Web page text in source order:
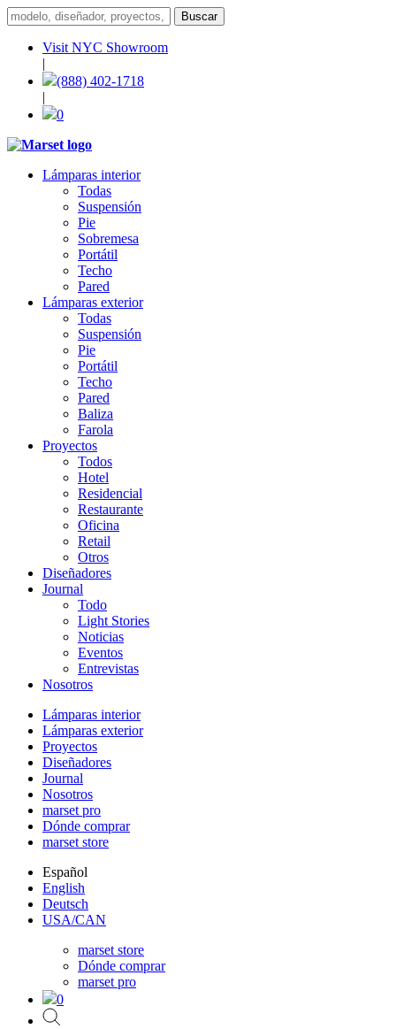
Visit NYC Showroom
|
(888) 402-1718
|
0
Lámparas interior
Todas
Suspensión
Pie
Sobremesa
Portátil
Techo
Pared
Lámparas exterior
Todas
Suspensión
Pie
Portátil
Techo
Pared
Baliza
Farola
Proyectos
Todos
Hotel
Residencial
Restaurante
Oficina
Retail
Otros
Diseñadores
Journal
Todo
Light Stories
Noticias
Eventos
Entrevistas
Nosotros
Lámparas interior
Lámparas exterior
Proyectos
Diseñadores
Journal
Nosotros
marset pro
Dónde comprar
marset store
Español
English
Deutsch
USA/CAN
marset store
Dónde comprar
marset pro
0